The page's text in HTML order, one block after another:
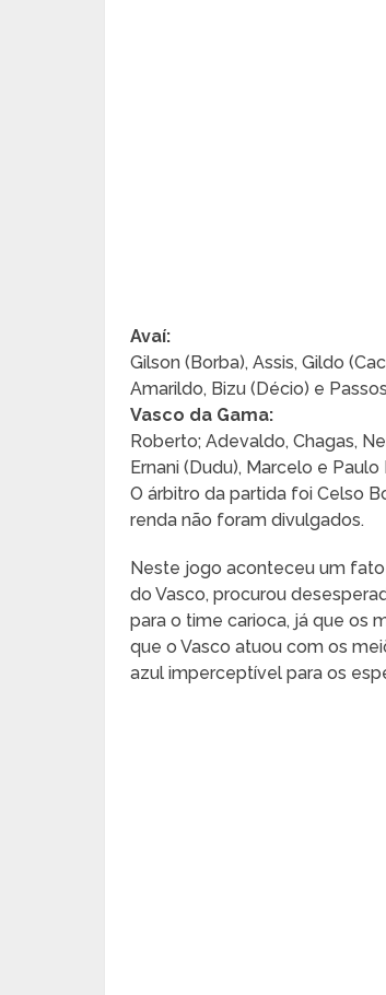
Avaí:
Gilson (Borba), Assis, Gildo
Amarildo, Bizu (Décio) e
Vasco da Gama:
Roberto; Adevaldo, Chagas,
Ernani (Dudu), Marcelo e
O árbitro da partida foi Celso
renda não foram divulgados.
Neste jogo aconteceu um fato
do Vasco, procurou
para o time carioca, já que os
que o Vasco atuou com os
azul imperceptível para os